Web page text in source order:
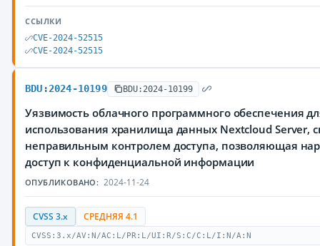
ССЫЛКИ
CVE-2024-52515
CVE-2024-52515
BDU:2024-10199 BDU:2024-10199
Уязвимость облачного программного обеспечения
использования хранилища данных Nextcloud Server,
неправильным контролем доступа, позволяющая
доступ к конфиденциальной информации
ОПУБЛИКОВАНО: 2024-11-24
CVSS 3.x СРЕДНЯЯ 4.1
CVSS:3.x/AV:N/AC:L/PR:L/UI:R/S:C/C:L/I:N/A:N